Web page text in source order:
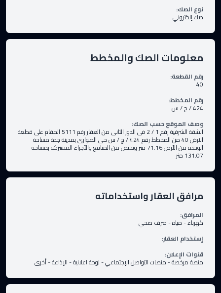
نوع الصك:
صك إلكتروني
معلومات الصك والمخطط
رقم القطعة:
40
رقم المخطط:
424 / ج / س
وصف الموقع حسب الصك:
الشقة الشرقية رقم 1 / 2 فى الدور الثانى من العقار رقم 5111 المقام على قطعة
الارض 40 من المخطط رقم 424 / ج / س حى الصوارى بمدينة جدة مساحة
الوحدة من الأرض 71.16 متر وتختص من المنافع والأجزاء المشتركة بمساحة
131.07 متر
مرافق العقار واستخداماته
المرافق:
كهرباء-مياه-صرف صحي
إستخدام العقار:
قنوات الإعلان:
منصة مرخصة-منصات التواصل الإجتماعي-لوحة اعلانية-الإذاعة-أخرى